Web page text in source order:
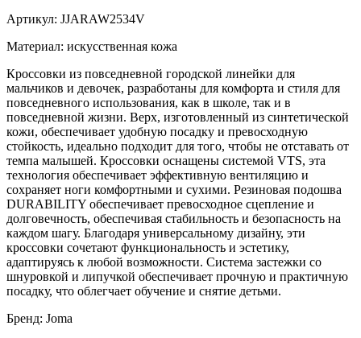
Артикул: JJARAW2534V
Материал: искусственная кожа
Кроссовки из повседневной городской линейки для
мальчиков и девочек, разработаны для комфорта и стиля для
повседневного использования, как в школе, так и в
повседневной жизни. Верх, изготовленный из синтетической
кожи, обеспечивает удобную посадку и превосходную
стойкость, идеально подходит для того, чтобы не отставать от
темпа малышей. Кроссовки оснащены системой VTS, эта
технология обеспечивает эффективную вентиляцию и
сохраняет ноги комфортными и сухими. Резиновая подошва
DURABILITY обеспечивает превосходное сцепление и
долговечность, обеспечивая стабильность и безопасность на
каждом шагу. Благодаря универсальному дизайну, эти
кроссовки сочетают функциональность и эстетику,
адаптируясь к любой возможности. Система застежки со
шнуровкой и липучкой обеспечивает прочную и практичную
посадку, что облегчает обучение и снятие детьми.
Бренд: Joma